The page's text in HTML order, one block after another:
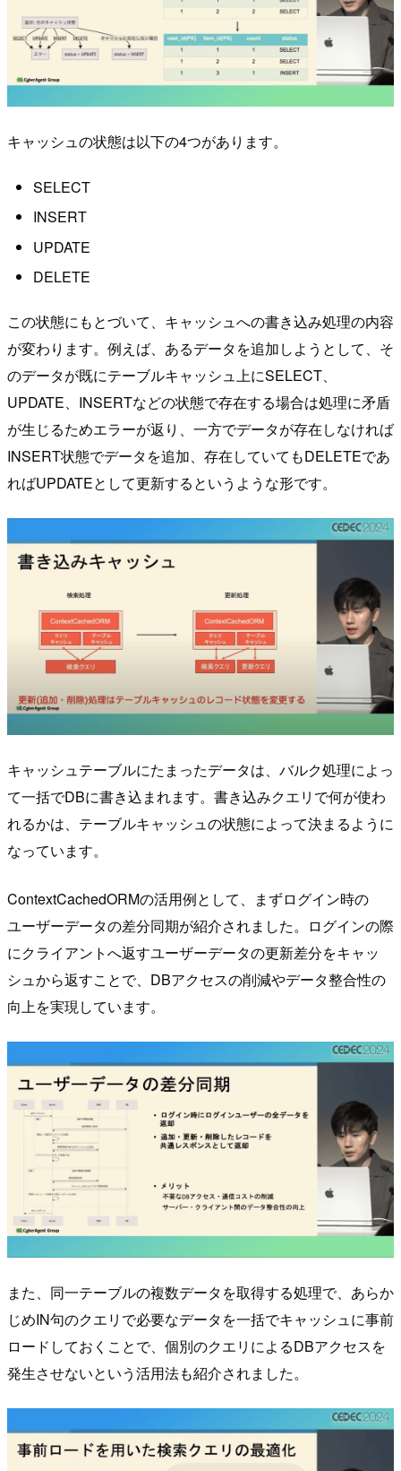
キャッシュの状態は以下の4つがあります。
SELECT
INSERT
UPDATE
DELETE
この状態にもとづいて、キャッシュへの書き込み処理の内容
が変わります。例えば、あるデータを追加しようとして、そ
のデータが既にテーブルキャッシュ上にSELECT、
UPDATE、INSERTなどの状態で存在する場合は処理に矛盾
が生じるためエラーが返り、一方でデータが存在しなければ
INSERT状態でデータを追加、存在していてもDELETEであ
ればUPDATEとして更新するというような形です。
キャッシュテーブルにたまったデータは、バルク処理によっ
て一括でDBに書き込まれます。書き込みクエリで何が使わ
れるかは、テーブルキャッシュの状態によって決まるように
なっています。
ContextCachedORMの活用例として、まずログイン時の
ユーザーデータの差分同期が紹介されました。ログインの際
にクライアントへ返すユーザーデータの更新差分をキャッ
シュから返すことで、DBアクセスの削減やデータ整合性の
向上を実現しています。
また、同一テーブルの複数データを取得する処理で、あらか
じめIN句のクエリで必要なデータを一括でキャッシュに事前
ロードしておくことで、個別のクエリによるDBアクセスを
発生させないという活用法も紹介されました。